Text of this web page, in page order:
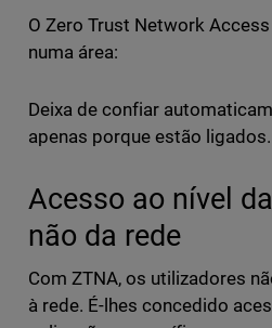
O Zero Trust Network
numa área:
Deixa de confiar
apenas porque estão ligados.
Acesso ao nível
não da rede
Com ZTNA, os utilizadores
à rede. É-lhes concedido